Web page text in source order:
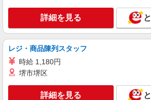
キープ
パート
ライフアクトピア北赤羽店（店舗コード843）
ライフアクトピア北赤
2-31-22 アクトピア参番館
詳細を見る
レジ・商品陳列スタッフ
時給 1,180円
堺市堺区
詳細を見る